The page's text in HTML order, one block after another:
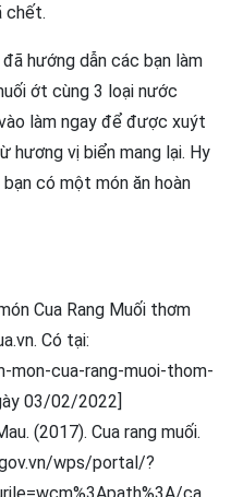
chết.
hướng dẫn các bạn làm
ớt cùng 3 loại nước
làm ngay để được xuýt
hương vị biển mang lại. Hy
có một món ăn hoàn
Cua Rang Muối thơm
Có tại:
cua-rang-muoi-thom-
03/02/2022]
(2017). Cua rang muối.
wps/portal/?